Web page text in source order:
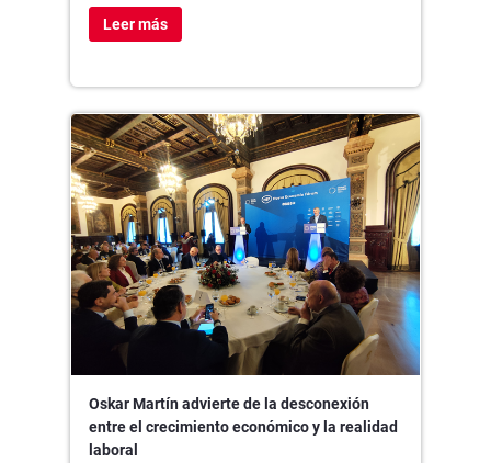
Leer más
Oskar Martín advierte de la desconexión
entre el crecimiento económico y la realidad
laboral